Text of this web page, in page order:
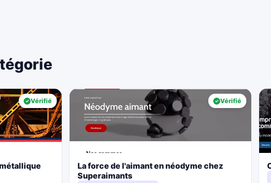
Vérifié Vérifié
La force de l'aimant en néodyme chez
Superaimants